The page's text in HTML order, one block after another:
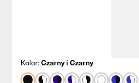
Kolor:Czarny i Czarny